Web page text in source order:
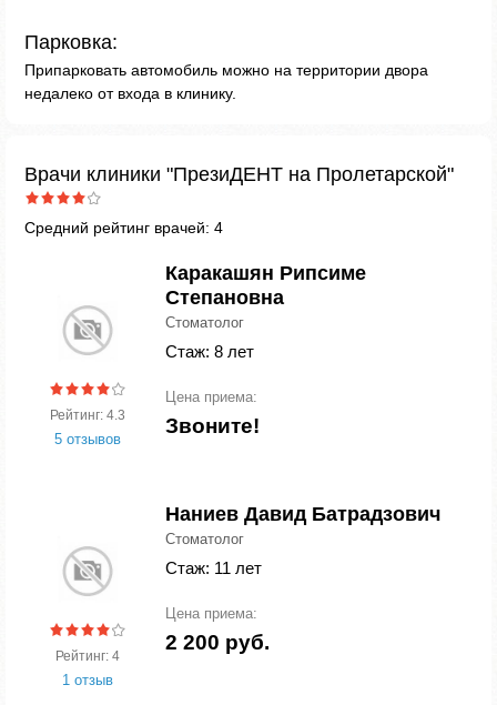
Парковка:
Припарковать автомобиль можно на территории двора
недалеко от входа в клинику.
Врачи клиники "ПрезиДЕНТ на Пролетарской"
Средний рейтинг врачей: 4
Рейтинг: 4.3
5 отзывов
Каракашян Рипсиме
Степановна
Стоматолог
Стаж: 8 лет
Цена приема:
Звоните!
Рейтинг: 4
1 отзыв
Наниев Давид Батрадзович
Стоматолог
Стаж: 11 лет
Цена приема:
2 200 руб.